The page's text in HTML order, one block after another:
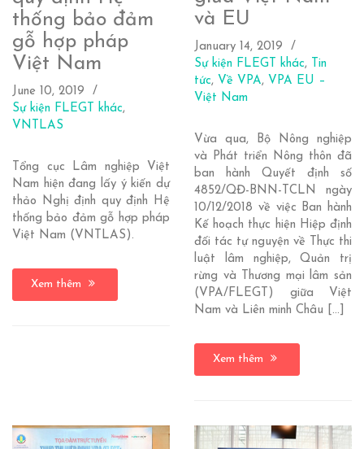
thống bảo đảm
gỗ hợp pháp
Việt Nam
June 10, 2019
Sự kiện FLEGT khác,
VNTLAS
Tổng cục Lâm nghiệp Việt
Nam hiện đang lấy ý kiến dự
thảo Nghị định quy định Hệ
thống bảo đảm gỗ hợp pháp
Việt Nam (VNTLAS).
Xem thêm
và EU
January 14, 2019
Sự kiện FLEGT khác, Tin
tức, Về VPA, VPA EU –
Việt Nam
Vừa qua, Bộ Nông nghiệp
và Phát triển Nông thôn đã
ban hành Quyết định số
4852/QĐ-BNN-TCLN ngày
10/12/2018 về việc Ban hành
Kế hoạch thực hiện Hiệp định
đối tác tự nguyện về Thực thi
luật lâm nghiệp, Quản trị
rừng và Thương mại lâm sản
(VPA/FLEGT) giữa Việt
Nam và Liên minh Châu […]
Xem thêm